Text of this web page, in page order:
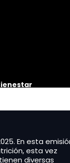
En esta
esta vez
diversas